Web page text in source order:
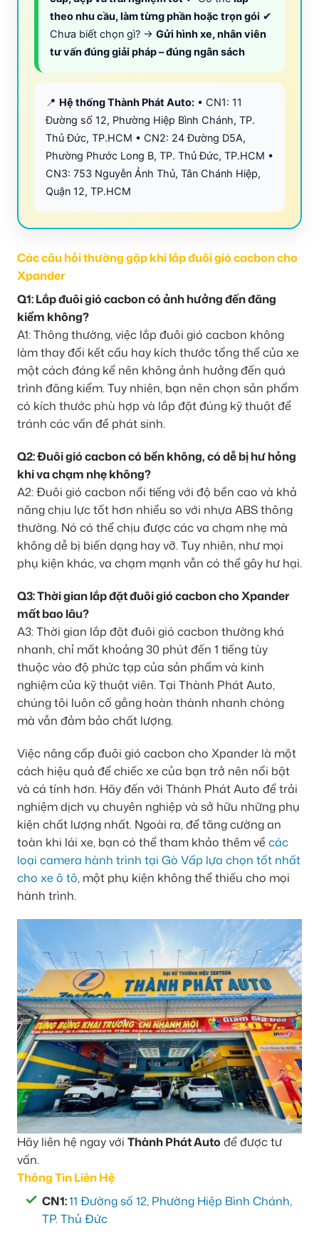
theo nhu cầu, làm từng phần hoặc trọn gói ✔
Chưa biết chọn gì? → Gửi hình xe, nhân viên
tư vấn đúng giải pháp – đúng ngân sách
📍 Hệ thống Thành Phát Auto: • CN1: 11
Đường số 12, Phường Hiệp Bình Chánh, TP.
Thủ Đức, TP.HCM • CN2: 24 Đường D5A,
Phường Phước Long B, TP. Thủ Đức, TP.HCM •
CN3: 753 Nguyễn Ảnh Thủ, Tân Chánh Hiệp,
Quận 12, TP.HCM
Các câu hỏi thường gặp khi lắp đuôi gió cacbon cho
Xpander
Q1: Lắp đuôi gió cacbon có ảnh hưởng đến đăng
kiểm không?
A1: Thông thường, việc lắp đuôi gió cacbon không
làm thay đổi kết cấu hay kích thước tổng thể của xe
một cách đáng kể nên không ảnh hưởng đến quá
trình đăng kiểm. Tuy nhiên, bạn nên chọn sản phẩm
có kích thước phù hợp và lắp đặt đúng kỹ thuật để
tránh các vấn đề phát sinh.
Q2: Đuôi gió cacbon có bền không, có dễ bị hư hỏng
khi va chạm nhẹ không?
A2: Đuôi gió cacbon nổi tiếng với độ bền cao và khả
năng chịu lực tốt hơn nhiều so với nhựa ABS thông
thường. Nó có thể chịu được các va chạm nhẹ mà
không dễ bị biến dạng hay vỡ. Tuy nhiên, như mọi
phụ kiện khác, va chạm mạnh vẫn có thể gây hư hại.
Q3: Thời gian lắp đặt đuôi gió cacbon cho Xpander
mất bao lâu?
A3: Thời gian lắp đặt đuôi gió cacbon thường khá
nhanh, chỉ mất khoảng 30 phút đến 1 tiếng tùy
thuộc vào độ phức tạp của sản phẩm và kinh
nghiệm của kỹ thuật viên. Tại Thành Phát Auto,
chúng tôi luôn cố gắng hoàn thành nhanh chóng
mà vẫn đảm bảo chất lượng.
Việc nâng cấp đuôi gió cacbon cho Xpander là một
cách hiệu quả để chiếc xe của bạn trở nên nổi bật
và cá tính hơn. Hãy đến với Thành Phát Auto để trải
nghiệm dịch vụ chuyên nghiệp và sở hữu những phụ
kiện chất lượng nhất. Ngoài ra, để tăng cường an
toàn khi lái xe, bạn có thể tham khảo thêm về các
loại camera hành trình tại Gò Vấp lựa chọn tốt nhất
cho xe ô tô, một phụ kiện không thể thiếu cho mọi
hành trình.
Hãy liên hệ ngay với Thành Phát Auto để được tư
vấn.
Thông Tin Liên Hệ
CN1:11 Đường số 12, Phường Hiệp Bình Chánh,
TP. Thủ Đức